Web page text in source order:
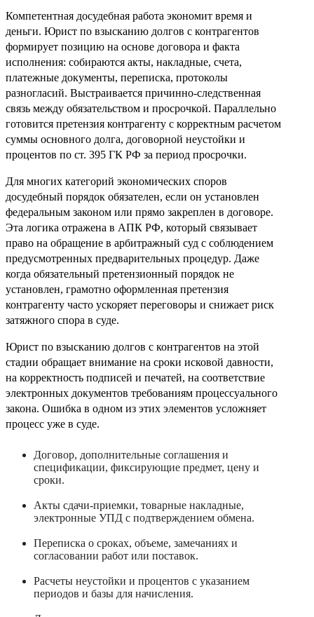
Компетентная досудебная работа экономит время и
деньги. Юрист по взысканию долгов с контрагентов
формирует позицию на основе договора и факта
исполнения: собираются акты, накладные, счета,
платежные документы, переписка, протоколы
разногласий. Выстраивается причинно-следственная
связь между обязательством и просрочкой. Параллельно
готовится претензия контрагенту с корректным расчетом
суммы основного долга, договорной неустойки и
процентов по ст. 395 ГК РФ за период просрочки.
Для многих категорий экономических споров
досудебный порядок обязателен, если он установлен
федеральным законом или прямо закреплен в договоре.
Эта логика отражена в АПК РФ, который связывает
право на обращение в арбитражный суд с соблюдением
предусмотренных предварительных процедур. Даже
когда обязательный претензионный порядок не
установлен, грамотно оформленная претензия
контрагенту часто ускоряет переговоры и снижает риск
затяжного спора в суде.
Юрист по взысканию долгов с контрагентов на этой
стадии обращает внимание на сроки исковой давности,
на корректность подписей и печатей, на соответствие
электронных документов требованиям процессуального
закона. Ошибка в одном из этих элементов усложняет
процесс уже в суде.
Договор, дополнительные соглашения и
спецификации, фиксирующие предмет, цену и
сроки.
Акты сдачи-приемки, товарные накладные,
электронные УПД с подтверждением обмена.
Переписка о сроках, объеме, замечаниях и
согласовании работ или поставок.
Расчеты неустойки и процентов с указанием
периодов и базы для начисления.